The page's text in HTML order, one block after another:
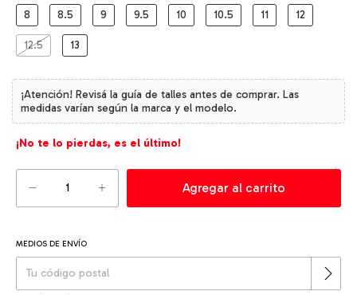
8 8.5 9 9.5 10 10.5 11 12
12.5 13
¡No te lo pierdas, es el último!
Entregas para el CP:
MEDIOS DE ENVÍO